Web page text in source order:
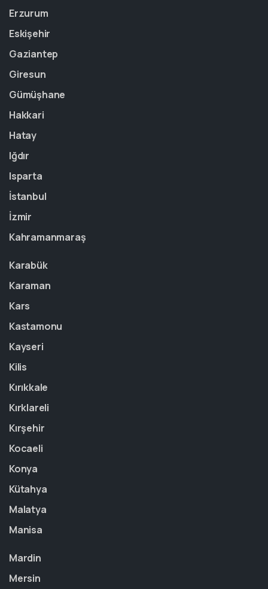
Erzurum
Eskişehir
Gaziantep
Giresun
Gümüşhane
Hakkari
Hatay
Iğdır
Isparta
İstanbul
İzmir
Kahramanmaraş
Karabük
Karaman
Kars
Kastamonu
Kayseri
Kilis
Kırıkkale
Kırklareli
Kırşehir
Kocaeli
Konya
Kütahya
Malatya
Manisa
Mardin
Mersin